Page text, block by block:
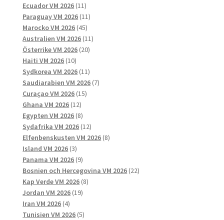
Ecuador VM 2026 1111
produkter
Paraguay VM 2026 1111
Marocko VM 2026 4545
produkter
Australien VM 2026 1111
Österrike VM 2026 2020
Haiti VM 2026 1010
produkter
Sydkorea VM 2026 1111
produkter
Saudiarabien VM 2026 77
Curaçao VM 2026 1515
Ghana VM 2026 1212
produkter
Egypten VM 2026 88
produkter
Sydafrika VM 2026 1212
produkter
Elfenbenskusten VM 2026 88
Island VM 2026 33
produkter
Panama VM 2026 99
produkter
Bosnien och Hercegovina VM 2026 2222
Kap Verde VM 2026 88
Jordan VM 2026 1919
Iran VM 2026 44
produkter
Tunisien VM 2026 55